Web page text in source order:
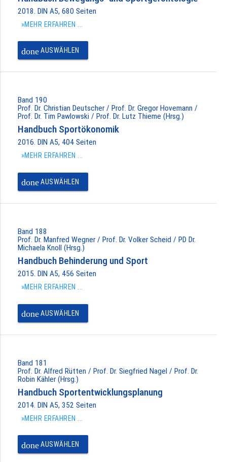
2018. DIN A5, 680 Seiten
»MEHR ERFAHREN ...
doneAUSWÄHLEN
Band 190
Prof. Dr. Christian Deutscher / Prof. Dr. Gregor Hovemann /
Prof. Dr. Tim Pawlowski / Prof. Dr. Lutz Thieme (Hrsg.)
Handbuch Sportökonomik
2016. DIN A5, 404 Seiten
»MEHR ERFAHREN ...
doneAUSWÄHLEN
Band 188
Prof. Dr. Manfred Wegner / Prof. Dr. Volker Scheid / PD Dr.
Michaela Knoll (Hrsg.)
Handbuch Behinderung und Sport
2015. DIN A5, 456 Seiten
»MEHR ERFAHREN ...
doneAUSWÄHLEN
Band 181
Prof. Dr. Alfred Rütten / Prof. Dr. Siegfried Nagel / Prof. Dr.
Robin Kähler (Hrsg.)
Handbuch Sportentwicklungsplanung
2014. DIN A5, 352 Seiten
»MEHR ERFAHREN ...
doneAUSWÄHLEN